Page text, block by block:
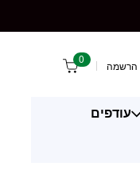
הרשמה 0
עודפים